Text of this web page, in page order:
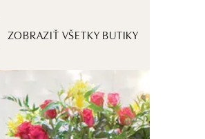
ZOBRAZIŤ VŠETKY BUTIKY